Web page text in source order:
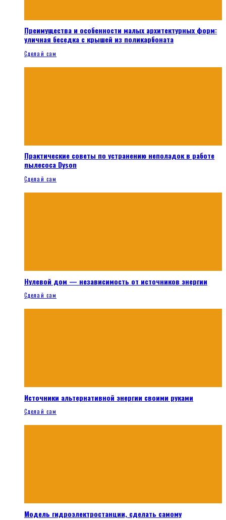
Преимущества и особенности малых архитектурных форм:
уличная беседка с крышей из поликарбоната
Сделай сам
Практические советы по устранению неполадок в работе
пылесоса Dyson
Сделай сам
Нулевой дом — независимость от источников энергии
Сделай сам
Источники альтернативной энергии своими руками
Сделай сам
Модель гидроэлектростанции, сделать самому